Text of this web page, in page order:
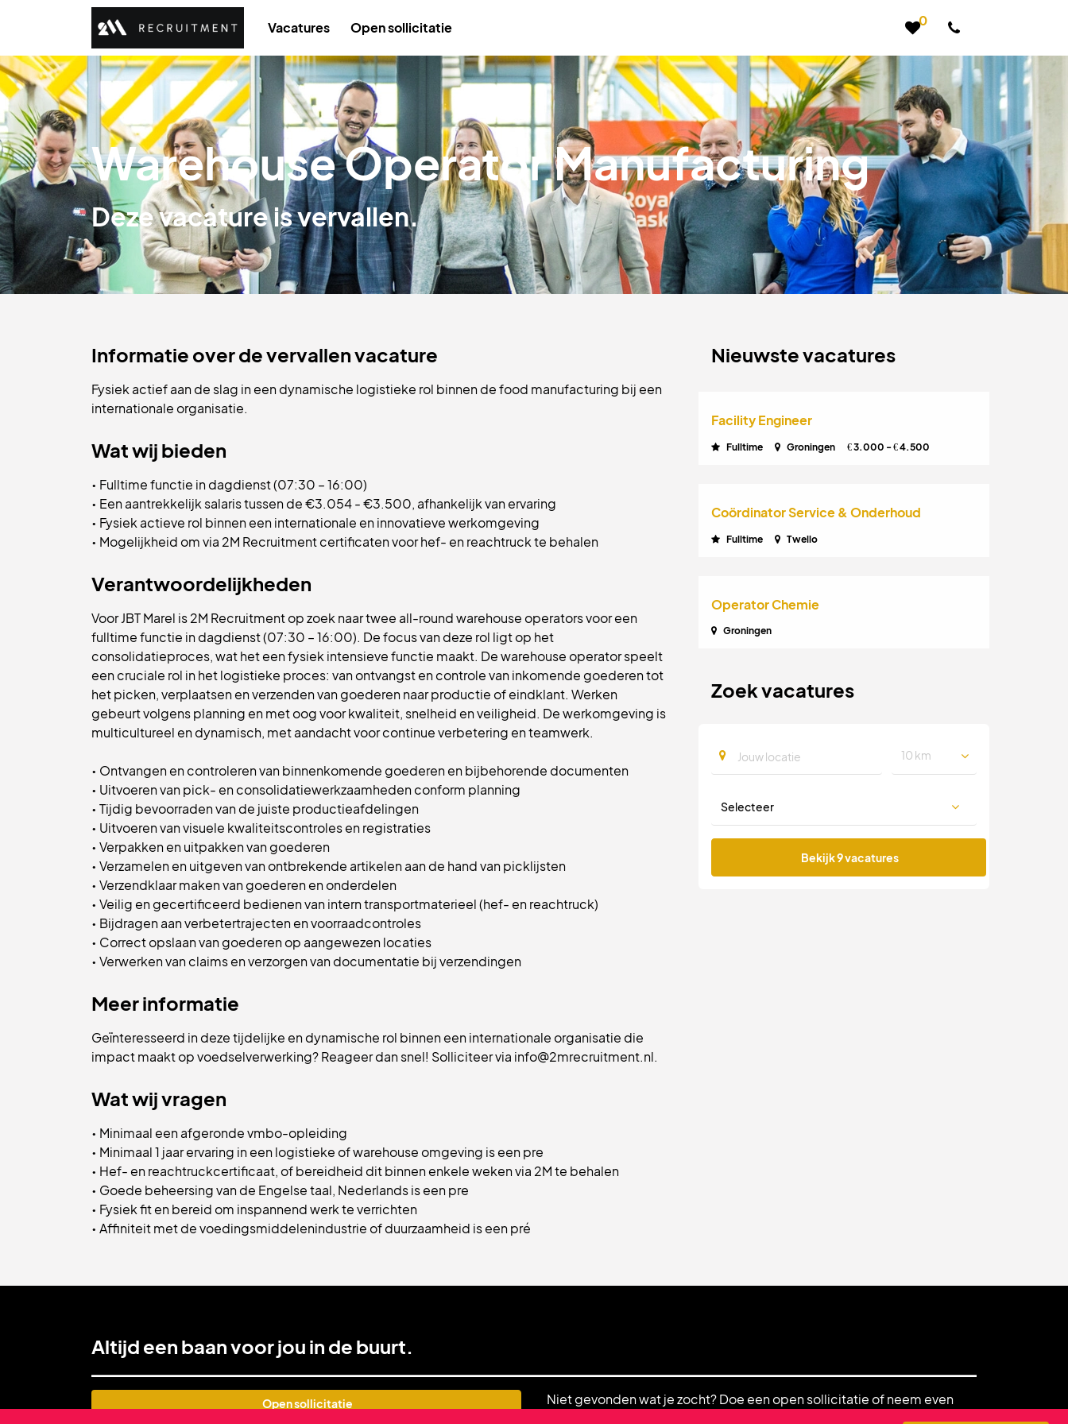
Vacatures Open sollicitatie 0
Warehouse Operator Manufacturing
Deze vacature is vervallen.
Informatie over de vervallen vacature
Fysiek actief aan de slag in een dynamische logistieke rol binnen de food manufacturing bij een
internationale organisatie.
Wat wij bieden
• Fulltime functie in dagdienst (07:30 – 16:00)
• Een aantrekkelijk salaris tussen de €3.054 - €3.500, afhankelijk van ervaring
• Fysiek actieve rol binnen een internationale en innovatieve werkomgeving
• Mogelijkheid om via 2M Recruitment certificaten voor hef- en reachtruck te behalen
Verantwoordelijkheden
Voor JBT Marel is 2M Recruitment op zoek naar twee all-round warehouse operators voor een
fulltime functie in dagdienst (07:30 – 16:00). De focus van deze rol ligt op het
consolidatieproces, wat het een fysiek intensieve functie maakt. De warehouse operator speelt
een cruciale rol in het logistieke proces: van ontvangst en controle van inkomende goederen tot
het picken, verplaatsen en verzenden van goederen naar productie of eindklant. Werken
gebeurt volgens planning en met oog voor kwaliteit, snelheid en veiligheid. De werkomgeving is
multicultureel en dynamisch, met aandacht voor continue verbetering en teamwerk.
• Ontvangen en controleren van binnenkomende goederen en bijbehorende documenten
• Uitvoeren van pick- en consolidatiewerkzaamheden conform planning
• Tijdig bevoorraden van de juiste productieafdelingen
• Uitvoeren van visuele kwaliteitscontroles en registraties
• Verpakken en uitpakken van goederen
• Verzamelen en uitgeven van ontbrekende artikelen aan de hand van picklijsten
• Verzendklaar maken van goederen en onderdelen
• Veilig en gecertificeerd bedienen van intern transportmaterieel (hef- en reachtruck)
• Bijdragen aan verbetertrajecten en voorraadcontroles
• Correct opslaan van goederen op aangewezen locaties
• Verwerken van claims en verzorgen van documentatie bij verzendingen
Meer informatie
Geïnteresseerd in deze tijdelijke en dynamische rol binnen een internationale organisatie die
impact maakt op voedselverwerking? Reageer dan snel! Solliciteer via info@2mrecruitment.nl.
Wat wij vragen
• Minimaal een afgeronde vmbo-opleiding
• Minimaal 1 jaar ervaring in een logistieke of warehouse omgeving is een pre
• Hef- en reachtruckcertificaat, of bereidheid dit binnen enkele weken via 2M te behalen
• Goede beheersing van de Engelse taal, Nederlands is een pre
• Fysiek fit en bereid om inspannend werk te verrichten
• Affiniteit met de voedingsmiddelenindustrie of duurzaamheid is een pré
Nieuwste vacatures
Facility Engineer
Fulltime Groningen €3.000 -€4.500
Coördinator Service & Onderhoud
Fulltime Twello
Operator Chemie
Groningen
Zoek vacatures
10 km
Bekijk 9 vacatures
Altijd een baan voor jou in de buurt.
Open sollicitatie
Niet gevonden wat je zocht? Doe een open sollicitatie of neem even
contact met ons op. Onze mensen helpen je graag verder. Hebben we